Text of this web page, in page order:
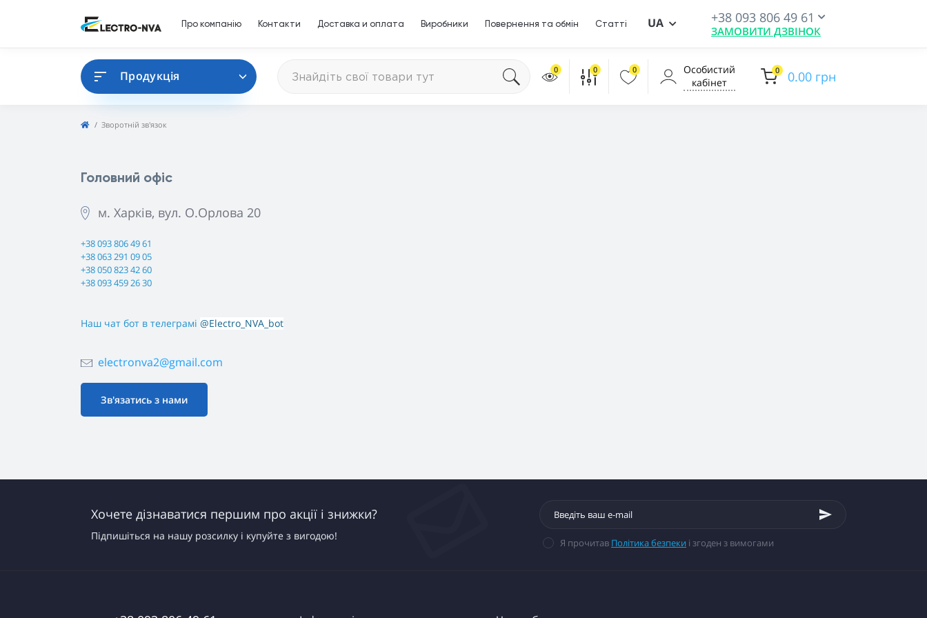
Про компанію Контакти Доставка и оплата Виробники Повернення та обмін Статті UA +38 093 806 49 61
ЗАМОВИТИ ДЗВІНОК
Продукція 0 0 0
Особистий
кабінет
0 0.00 грн
Зворотній зв'язок
Головний офіс
м. Харків, вул. О.Орлова 20
+38 093 806 49 61
+38 063 291 09 05
+38 050 823 42 60
+38 093 459 26 30
Наш чат бот в телеграмі @Electro_NVA_bot
electronva2@gmail.com
Зв'язатись з нами
Хочете дізнаватися першим про акції і знижки?
Підпишіться на нашу розсилку і купуйте з вигодою!
Я прочитав Політика безпеки і згоден з вимогами